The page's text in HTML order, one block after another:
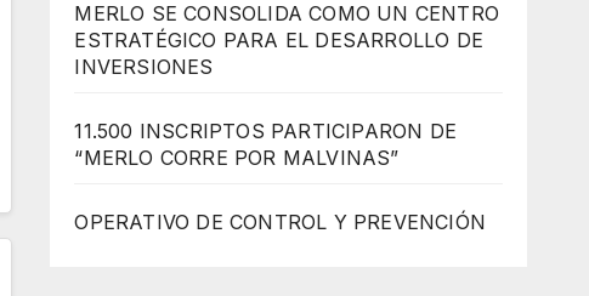
MERLO SE CONSOLIDA COMO UN CENTRO
ESTRATÉGICO PARA EL DESARROLLO DE
INVERSIONES
11.500 INSCRIPTOS PARTICIPARON DE
“MERLO CORRE POR MALVINAS”
OPERATIVO DE CONTROL Y PREVENCIÓN